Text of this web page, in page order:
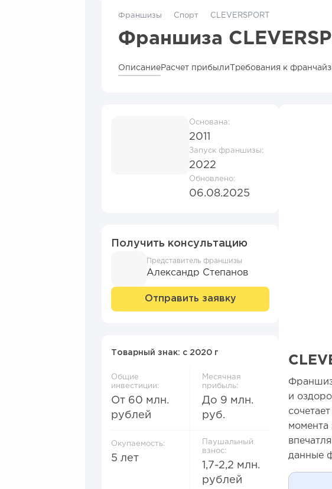
Франшизы Спорт CLEVERSPORT
Франшиза
ОписаниеРасчет прибыли Требования к
Основана:
2011
Запуск франшизы:
2022
Обновлено:
06.08.2025
Получить консультацию
Представитель франшизы
Александр Степанов
Отправить заявку
Товарный знак: c 2020 г
Общие
инвестиции:
От 60 млн.
рублей
Месячная
прибыль:
До 9 млн.
руб.
Окупаемость:
5 лет
Паушальный
взнос:
1,7-2,2 млн.
рублей
и
момента
данные